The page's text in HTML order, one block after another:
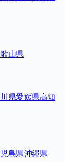
山県
県愛媛県高知
島県沖縄県